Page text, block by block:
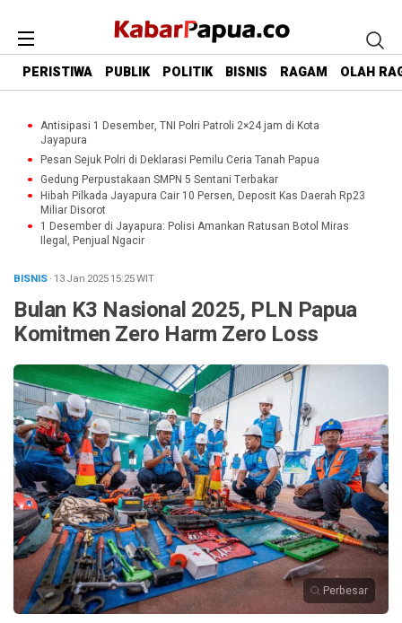
PERISTIWA PUBLIK POLITIK BISNIS RAGAM OLAH
Antisipasi 1 Desember, TNI Polri Patroli 2×24 jam di Kota
Jayapura
Pesan Sejuk Polri di Deklarasi Pemilu Ceria Tanah Papua
Gedung Perpustakaan SMPN 5 Sentani Terbakar
Hibah Pilkada Jayapura Cair 10 Persen, Deposit Kas Daerah Rp23
Miliar Disorot
1 Desember di Jayapura: Polisi Amankan Ratusan Botol Miras
Ilegal, Penjual Ngacir
BISNIS· 13 Jan 202515:25WIT
Bulan K3 Nasional 2025, PLN Papua
Komitmen Zero Harm Zero Loss
Perbesar